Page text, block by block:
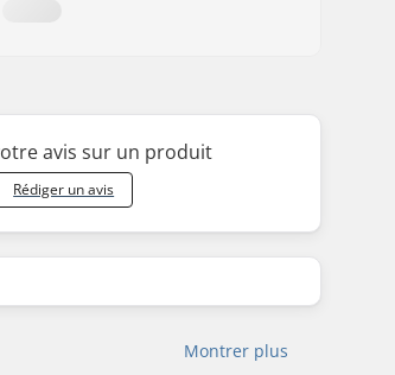
avis sur un produit
Rédiger un avis
Montrer plus